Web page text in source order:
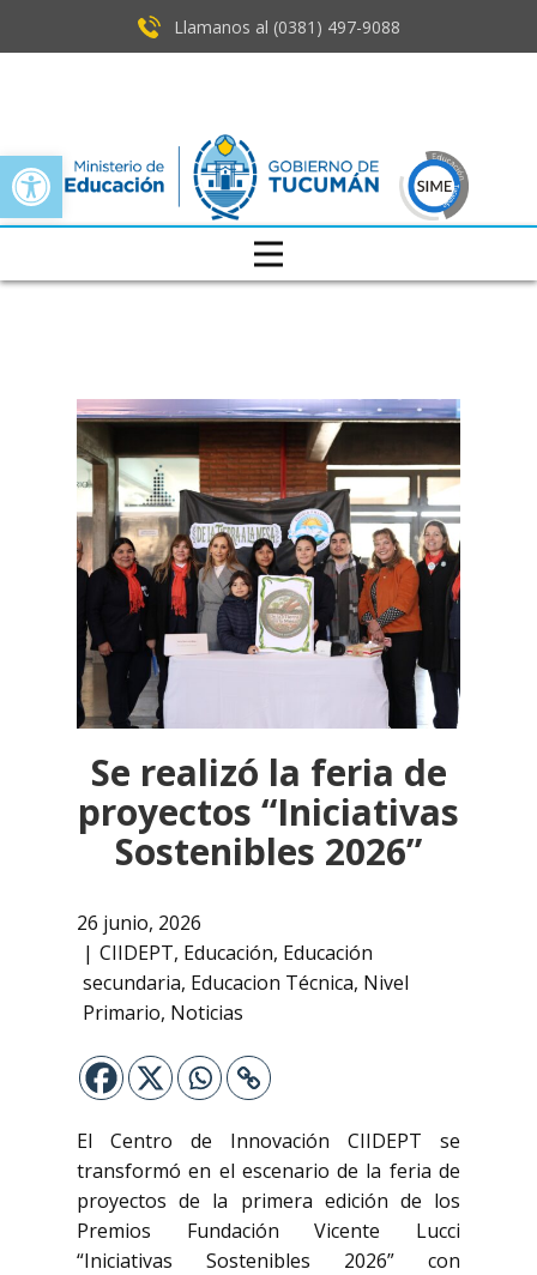
Open toolbar
Llamanos al (0381) ​497-9088
Se realizó la feria de
proyectos “Iniciativas
Sostenibles 2026”
26 junio, 2026
CIIDEPT, Educación, Educación
secundaria, Educacion Técnica, Nivel
Primario, Noticias
El Centro de Innovación CIIDEPT se
transformó en el escenario de la feria de
proyectos de la primera edición de los
Premios Fundación Vicente Lucci
“Iniciativas Sostenibles 2026” con